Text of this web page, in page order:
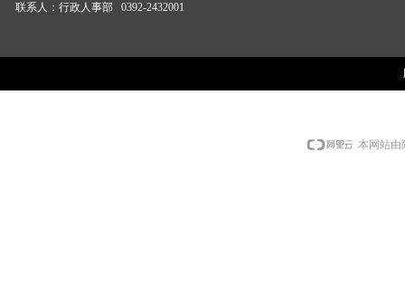
联系人：行政人事部 0392-2432001
本网站由